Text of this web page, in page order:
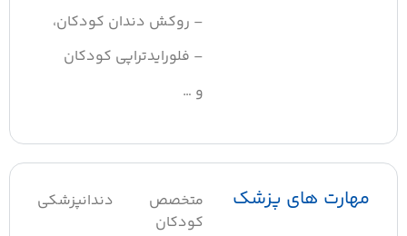
– روکش دندان کودکان،
– فلورایدتراپی کودکان
مهارت های پزشک
متخصص دندانپزشکی
کودکان